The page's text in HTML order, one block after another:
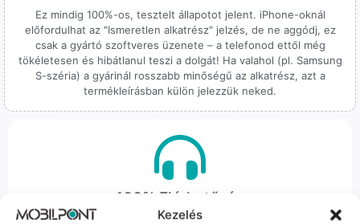
Kezelés
Ez mindig 100%-os, tesztelt állapotot jelent. iPhone-oknál
előfordulhat az "Ismeretlen alkatrész" jelzés, de ne aggódj, ez
csak a gyártó szoftveres üzenete – a telefonod ettől még
tökéletesen és hibátlanul teszi a dolgát! Ha valahol (pl. Samsung
S-széria) a gyárinál rosszabb minőségű az alkatrész, azt a
termékleírásban külön jelezzük neked.
100% Elérhetőség